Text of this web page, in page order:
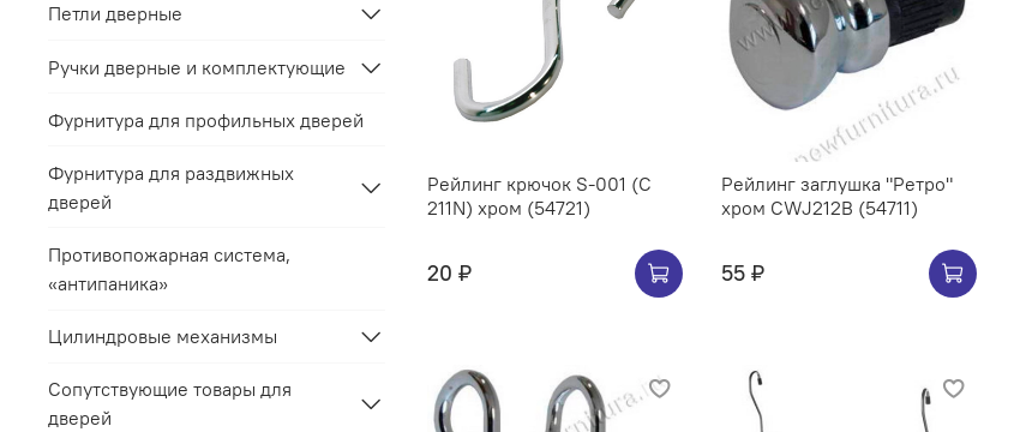
Рейлинг крючок S-001 (C
211N) хром (54721)
20 ₽
Рейлинг заглушка "Ретро"
хром CWJ212B (54711)
55 ₽
Петли дверные
Ручки дверные и комплектующие
Фурнитура для профильных дверей
Фурнитура для раздвижных
дверей
Противопожарная система,
«антипаника»
Цилиндровые механизмы
Сопутствующие товары для
дверей